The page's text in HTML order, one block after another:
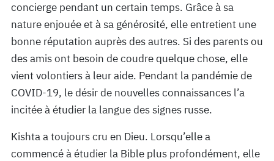
concierge pendant un certain temps. Grâce à sa
nature enjouée et à sa générosité, elle entretient une
bonne réputation auprès des autres. Si des parents ou
des amis ont besoin de coudre quelque chose, elle
vient volontiers à leur aide. Pendant la pandémie de
COVID-19, le désir de nouvelles connaissances l’a
incitée à étudier la langue des signes russe.
Kishta a toujours cru en Dieu. Lorsqu’elle a
commencé à étudier la Bible plus profondément, elle